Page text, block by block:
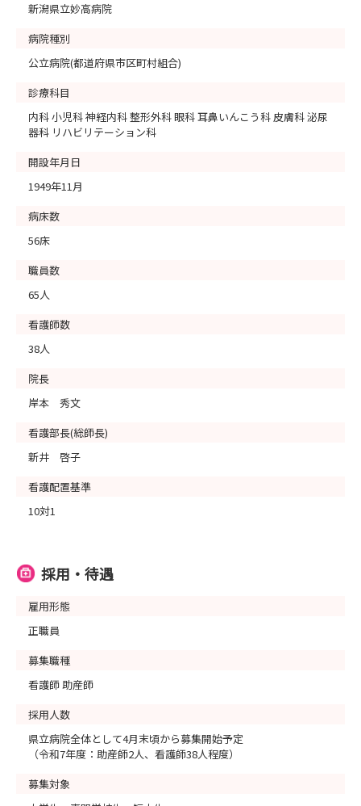
新潟県立妙高病院
病院種別
公立病院(都道府県市区町村組合)
診療科目
内科 小児科 神経内科 整形外科 眼科 耳鼻いんこう科 皮膚科 泌尿
器科 リハビリテーション科
開設年月日
1949年11月
病床数
56床
職員数
65人
看護師数
38人
院長
岸本 秀文
看護部長(総師長)
新井 啓子
看護配置基準
10対1
採用・待遇
雇用形態
正職員
募集職種
看護師 助産師
採用人数
県立病院全体として4月末頃から募集開始予定
（令和7年度：助産師2人、看護師38人程度）
募集対象